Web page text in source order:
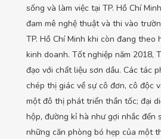
sống và làm việc tại TP. Hồ Chí
đam mê nghệ thuật và thi vào
TP. Hồ Chí Minh khi còn đang theo
kinh doanh. Tốt nghiệp năm 2018,
đạo với chất liệu sơn dầu. Các tác
chép thị giác về sự cô đơn, cô độc
một đô thị phát triển thần tốc; đại
hộp, đường kỉ hà như gợi nhắc đến
những căn phòng bó hẹp của một